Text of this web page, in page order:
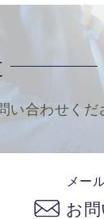
い合わせくだ
メー
お